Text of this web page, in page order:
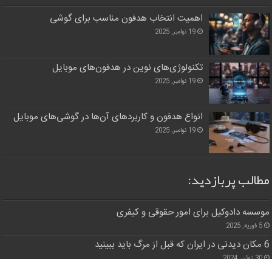
اهمیت انتخاب هدفون مناسب برای گوشی
19 نوامبر, 2025
تکنولوژی‌های نوین در هدفون‌های موبایل
19 نوامبر, 2025
انواع هدفون و کاربردهای آن‌ها در گوشی‌های موبایل
19 نوامبر, 2025
مطالب پربازدید:
موسسه دادوکیل برای امور حقوقی و کیفری
5 فوریه, 2025
6 مکان دیدنی در ایران که قبل از مرگ باید ببینید